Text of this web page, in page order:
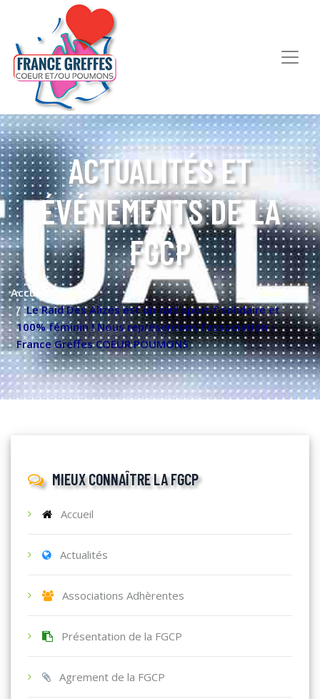
ACTUALITÉS ET
ÉVÉNEMENTS DE LA
FGCP
Accueil
Le Raid Des Alizés est un raid sportif solidaire et
100% féminin ! Nous représentons l'association :
France Greffes COEUR POUMONS
MIEUX CONNAÎTRE LA FGCP
Accueil
Actualités
Associations Adhèrentes
Présentation de la FGCP
Agrement de la FGCP